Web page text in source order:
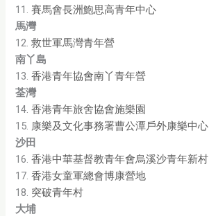
11.賽馬會長洲鮑思高青年中心
馬灣
12.救世軍馬灣青年營
南丫島
13.香港青年協會南丫青年營
荃灣
14.香港青年旅舍協會施樂園
15. 康樂及文化事務署曹公潭戶外康樂中心
沙田
16.香港中華基督教青年會烏溪沙青年新村
17.香港女童軍總會博康營地
18. 突破青年村
大埔